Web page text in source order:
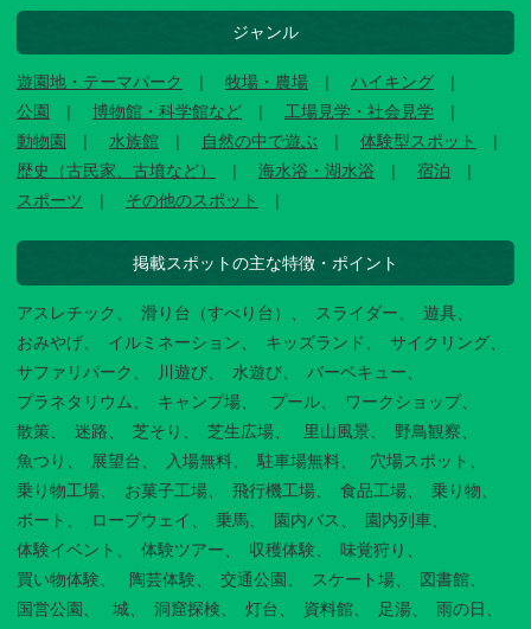
ジャンル
遊園地・テーマパーク 牧場・農場
ハイキング
公園
博物館・科学館など
工場見学・社会見学
動物園
水族館 自然の中で遊ぶ
体験型スポット
歴史（古民家、古墳など）
海水浴・湖水浴
宿泊
スポーツ
その他のスポット
掲載スポットの主な特徴・ポイント
アスレチック 滑り台（すべり台） スライダー
遊具
おみやげ
イルミネーション キッズランド
サイクリング
サファリパーク
川遊び 水遊び
バーベキュー
プラネタリウム
キャンプ場 プール
ワークショップ
散策
迷路 芝そり 芝生広場 里山風景
野鳥観察
魚つり
展望台 入場無料 駐車場無料
穴場スポット
乗り物工場
お菓子工場 飛行機工場 食品工場
乗り物
ボート
ロープウェイ 乗馬 園内バス
園内列車
体験イベント
体験ツアー 収穫体験
味覚狩り
買い物体験
陶芸体験 交通公園 スケート場
図書館
国営公園
城 洞窟探検 灯台 資料館 足湯 雨の日